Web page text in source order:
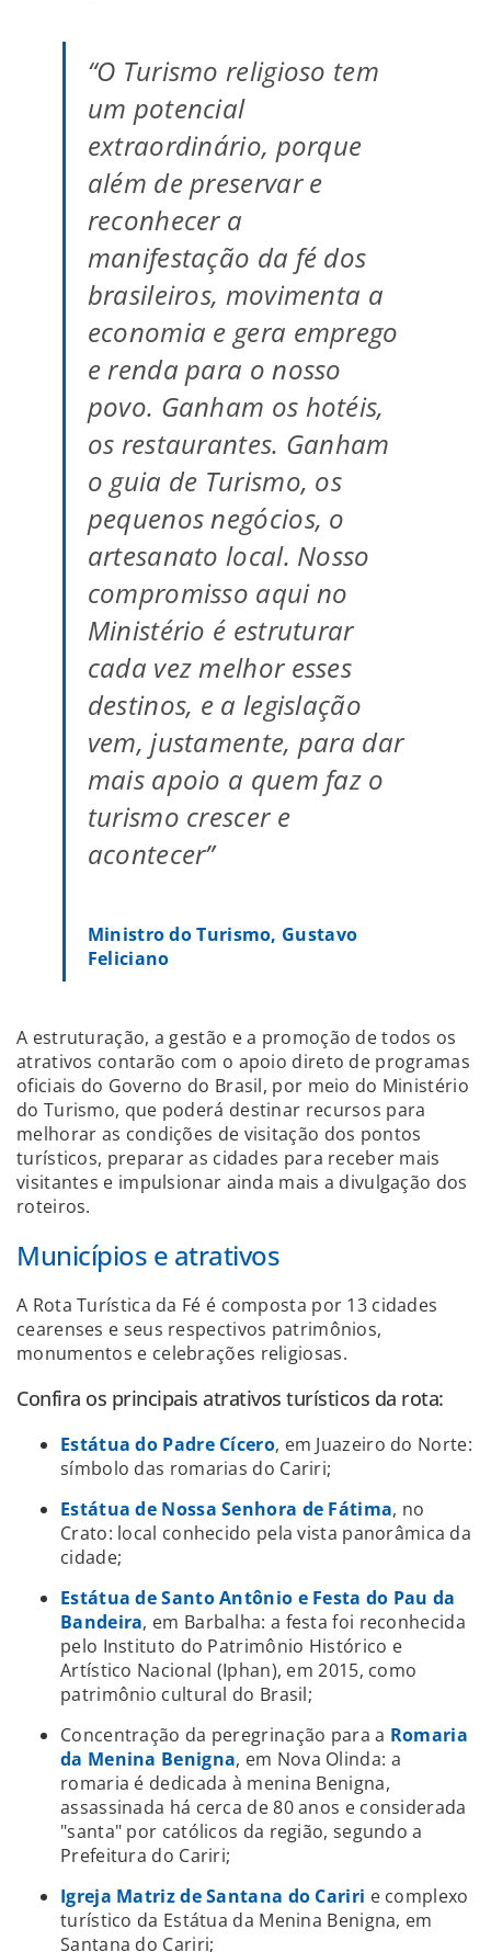
“O Turismo religioso tem
um potencial
extraordinário, porque
além de preservar e
reconhecer a
manifestação da fé dos
brasileiros, movimenta a
economia e gera emprego
e renda para o nosso
povo. Ganham os hotéis,
os restaurantes. Ganham
o guia de Turismo, os
pequenos negócios, o
artesanato local. Nosso
compromisso aqui no
Ministério é estruturar
cada vez melhor esses
destinos, e a legislação
vem, justamente, para dar
mais apoio a quem faz o
turismo crescer e
acontecer”
Ministro do Turismo, Gustavo
Feliciano
A estruturação, a gestão e a promoção de todos os
atrativos contarão com o apoio direto de programas
oficiais do Governo do Brasil, por meio do Ministério
do Turismo, que poderá destinar recursos para
melhorar as condições de visitação dos pontos
turísticos, preparar as cidades para receber mais
visitantes e impulsionar ainda mais a divulgação dos
roteiros.
Municípios e atrativos
A Rota Turística da Fé é composta por 13 cidades
cearenses e seus respectivos patrimônios,
monumentos e celebrações religiosas.
Confira os principais atrativos turísticos da rota:
Estátua do Padre Cícero, em Juazeiro do Norte:
símbolo das romarias do Cariri;
Estátua de Nossa Senhora de Fátima, no
Crato: local conhecido pela vista panorâmica da
cidade;
Estátua de Santo Antônio e Festa do Pau da
Bandeira, em Barbalha: a festa foi reconhecida
pelo Instituto do Patrimônio Histórico e
Artístico Nacional (Iphan), em 2015, como
patrimônio cultural do Brasil;
Concentração da peregrinação para a Romaria
da Menina Benigna, em Nova Olinda: a
romaria é dedicada à menina Benigna,
assassinada há cerca de 80 anos e considerada
"santa" por católicos da região, segundo a
Prefeitura do Cariri;
Igreja Matriz de Santana do Cariri e complexo
turístico da Estátua da Menina Benigna, em
Santana do Cariri;